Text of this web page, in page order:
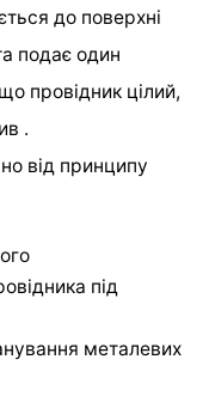
до поверхні
подає один
провідник цілий,
.
від принципу
під
металевих